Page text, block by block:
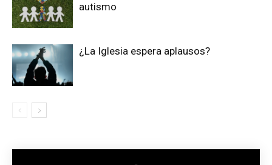
autismo
¿La Iglesia espera aplausos?